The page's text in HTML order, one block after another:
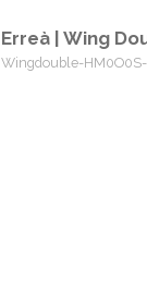
Erreà | Wing
Wingdouble-